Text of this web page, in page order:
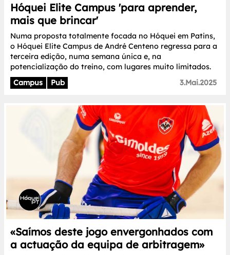
Hóquei Elite Campus 'para aprender,
mais que brincar'
Numa proposta totalmente focada no Hóquei em Patins,
o Hóquei Elite Campus de André Centeno regressa para a
terceira edição, numa semana única e, na
potencialização do treino, com lugares muito limitados.
Campus
Pub 3.Mai.2025
«Saímos deste jogo envergonhados com
a actuação da equipa de arbitragem»